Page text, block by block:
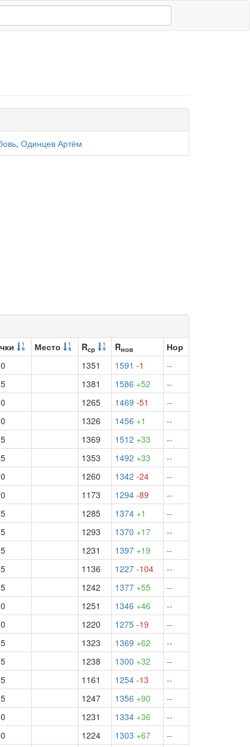
, Одинцев Артём
Место Rср Rнов
Нор
1351 1591 -1
--
1381 1586 +52
--
1265 1469 -51
--
1326 1456 +1
--
1369 1512 +33
--
1353 1492 +33
--
1260 1342 -24
--
1173 1294 -89
--
1285 1374 +1
--
1293 1370 +17
--
1231 1397 +19
--
1136 1227 -104
--
1242 1377 +55
--
1251 1346 +46
--
1220 1275 -19
--
1323 1369 +62
--
1238 1300 +32
--
1161 1254 -13
--
1247 1356 +90
--
1231 1334 +36
--
1224 1303 +67
--